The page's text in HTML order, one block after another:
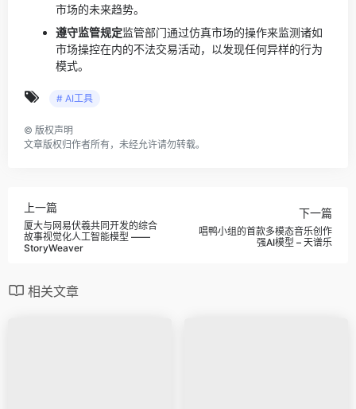
市场的未来趋势。
遵守监管规定监管部门通过仿真市场的操作来监测诸如
市场操控在内的不法交易活动，以发现任何异样的行为
模式。
# AI工具
© 版权声明
文章版权归作者所有，未经允许请勿转载。
上一篇
厦大与网易伏羲共同开发的综合
故事视觉化人工智能模型 ——
StoryWeaver
下一篇
唱鸭小组的首款多模态音乐创作
强AI模型 – 天谱乐
相关文章